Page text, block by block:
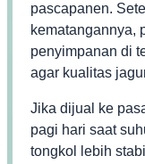
pascapanen.
kematangannya,
penyimpanan di
agar kualitas
Jika dijual ke
pagi hari saat
tongkol lebih